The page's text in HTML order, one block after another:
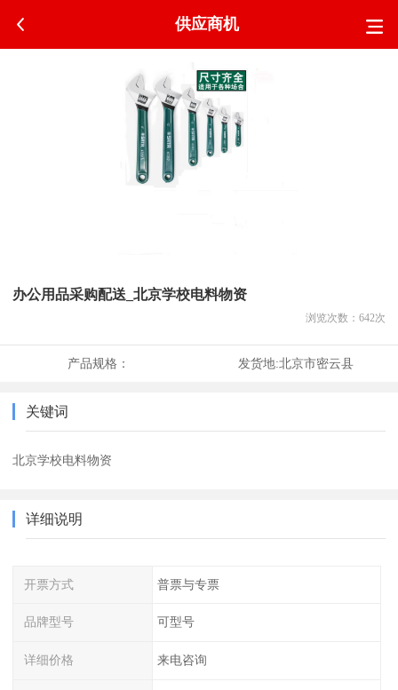
供应商机
办公用品采购配送_北京学校电料物资
浏览次数： 642次
产品规格： 发货地:北京市密云县
关键词
北京学校电料物资
详细说明
开票方式 普票与专票
品牌型号 可型号
详细价格 来电咨询